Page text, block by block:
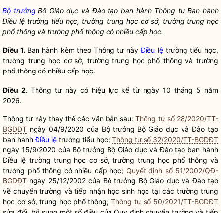
Bộ trưởng Bộ Giáo dục và Đào tạo ban hành Thông tư Ban hành
Điều lệ trường tiểu học, trường trung học cơ sở, trường trung học
phổ thông và trường phổ thông có nhiều cấp học.
Điều 1. Ban hành kèm theo Thông tư nàyĐiều lệtrường tiểu học,
trường trung học cơ sở, trường trung học phổ thông và trường
phổ thông có nhiều cấp học.
Điều 2. Thông tư này có hiệu lực kể từ ngày 10 tháng 5 năm
2026.
Thông tư này thay thế các văn bản sau:Thông tư số 28/2020/TT-
BGDĐT ngày 04/9/2020 của Bộ trưởng Bộ Giáo dục và Đào tạo
ban hànhĐiều lệ trường tiểu học; Thông tư số 32/2020/TT-BGDĐT
ngày 15/9/2020 của Bộ trưởng Bộ Giáo dục và Đào tạo ban hành
Điều lệ trường trung học cơ sở, trường trung học phổ thông và
trường phổ thông có nhiều cấp học; Quyết định số 51/2002/QĐ-
BGDĐT ngày 25/12/2002 của Bộ trưởng Bộ Giáo dục và Đào tạo
về chuyển trường và tiếp nhận học sinh học tại các trường trung
học cơ sở, trung học phổ thông;Thông tư số 50/2021/TT-BGDĐT